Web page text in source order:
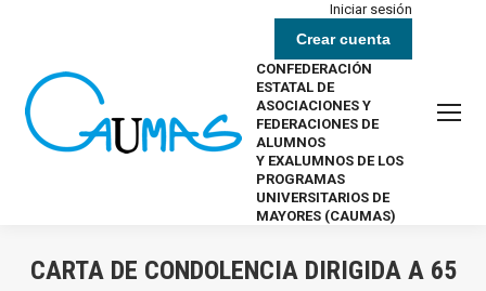
Iniciar sesión
Crear cuenta
CONFEDERACIÓN
ESTATAL DE
ASOCIACIONES Y
FEDERACIONES DE
ALUMNOS
Y EXALUMNOS DE LOS
PROGRAMAS
UNIVERSITARIOS DE
MAYORES (CAUMAS)
CARTA DE CONDOLENCIA DIRIGIDA A 65